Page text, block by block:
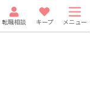
転職相談 キープ メニュー